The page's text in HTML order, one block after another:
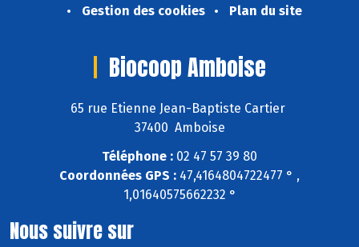
Gestion des cookies
Plan du site
Biocoop Amboise
65 rue Etienne Jean-Baptiste Cartier
37400 Amboise
Téléphone : 02 47 57 39 80
Coordonnées GPS : 47,4164804722477 ° ,
1,01640575662232 °
Nous suivre sur